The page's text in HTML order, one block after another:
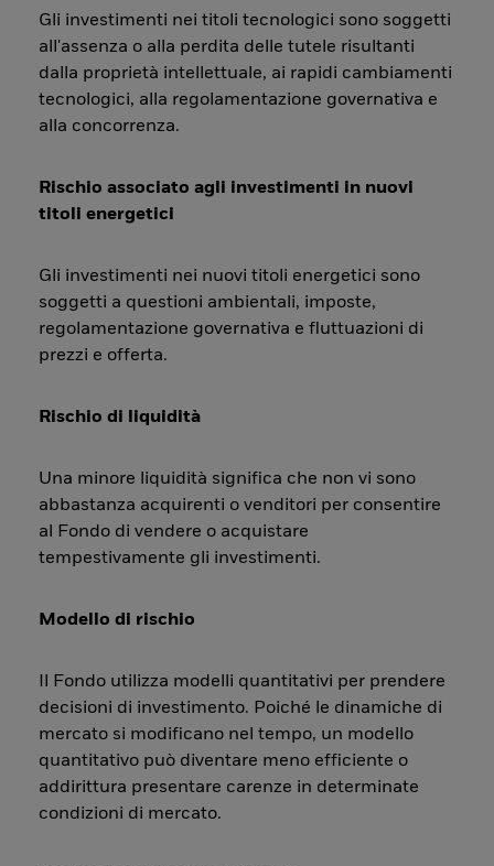
Gli investimenti nei titoli tecnologici sono soggetti
all'assenza o alla perdita delle tutele risultanti
dalla proprietà intellettuale, ai rapidi cambiamenti
tecnologici, alla regolamentazione governativa e
alla concorrenza.
Rischio associato agli investimenti in nuovi
titoli energetici
Gli investimenti nei nuovi titoli energetici sono
soggetti a questioni ambientali, imposte,
regolamentazione governativa e fluttuazioni di
prezzi e offerta.
Rischio di liquidità
Una minore liquidità significa che non vi sono
abbastanza acquirenti o venditori per consentire
al Fondo di vendere o acquistare
tempestivamente gli investimenti.
Modello di rischio
Il Fondo utilizza modelli quantitativi per prendere
decisioni di investimento. Poiché le dinamiche di
mercato si modificano nel tempo, un modello
quantitativo può diventare meno efficiente o
addirittura presentare carenze in determinate
condizioni di mercato.